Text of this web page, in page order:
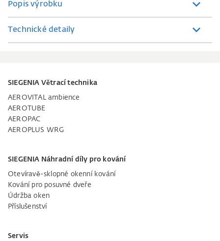
Popis výrobku
Technické detaily
SIEGENIA Větrací technika
AEROVITAL ambience
AEROTUBE
AEROPAC
AEROPLUS WRG
SIEGENIA Náhradní díly pro kování
Otevíravě-sklopné okenní kování
Kování pro posuvné dveře
Údržba oken
Příslušenství
Servis